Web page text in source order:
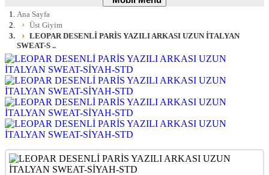
Menü
Ana Sayfa
Üst Giyim
LEOPAR DESENLİ PARİS YAZILI ARKASI UZUN İTALYAN
SWEAT-S ..